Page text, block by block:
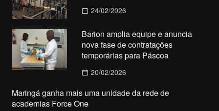
24/02/2026
Barion amplia equipe e anuncia
nova fase de contratações
temporárias para Páscoa
20/02/2026
Maringá ganha mais uma unidade da rede de
academias Force One